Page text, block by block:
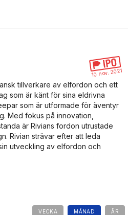
10 nov. 2021
tillverkare av elfordon och ett
som är känt för sina eldrivna
som är utformade för äventyr
Med fokus på innovation,
är Rivians fordon utrustade
Rivian strävar efter att leda
utveckling av elfordon och
VECKA MÅNAD ÅR